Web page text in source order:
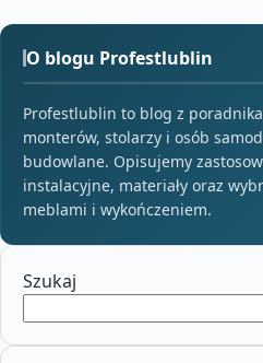
O blogu Profestlublin
Profestlublin to blog z
monterów, stolarzy i osób
budowlane. Opisujemy
instalacyjne, materiały oraz
meblami i wykończeniem.
Szukaj